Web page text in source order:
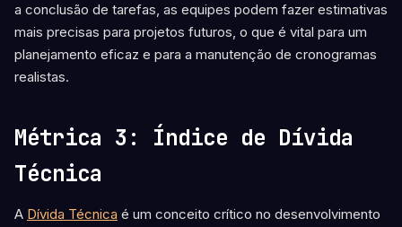
a conclusão de tarefas, as equipes podem fazer estimativas
mais precisas para projetos futuros, o que é vital para um
planejamento eficaz e para a manutenção de cronogramas
realistas.
Métrica 3: Índice de Dívida
Técnica
A Dívida Técnica é um conceito crítico no desenvolvimento